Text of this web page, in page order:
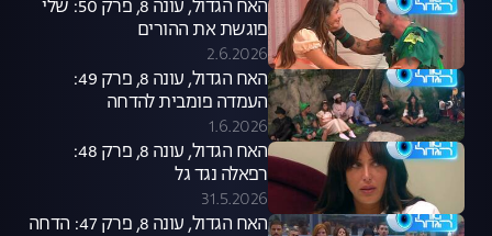
האח הגדול, עונה 8, פרק 50: שלי
פוגשת את ההורים
2.6.2026
האח הגדול, עונה 8, פרק 49:
העמדה פומבית להדחה
1.6.2026
האח הגדול, עונה 8, פרק 48:
רפאלה נגד גל
31.5.2026
האח הגדול, עונה 8, פרק 47: הדחה